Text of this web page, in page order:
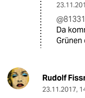
Da
Rudolf
23.11.2017,